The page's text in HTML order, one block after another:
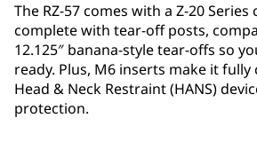
The RZ-57 comes with a Z-20 Series
complete with tear-off posts,
12.125″ banana-style tear-offs so
ready. Plus, M6 inserts make it
Head & Neck Restraint (HANS)
protection.